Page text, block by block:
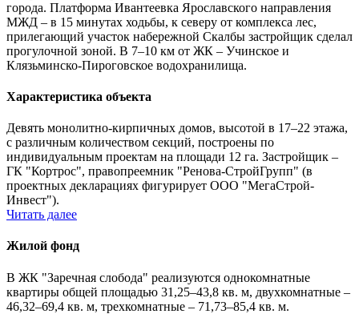
города. Платформа Ивантеевка Ярославского направления
МЖД – в 15 минутах ходьбы, к северу от комплекса лес,
прилегающий участок набережной Скалбы застройщик сделал
прогулочной зоной. В 7–10 км от ЖК – Учинское и
Клязьминско-Пироговское водохранилища.
Характеристика объекта
Девять монолитно-кирпичных домов, высотой в 17–22 этажа,
с различным количеством секций, построены по
индивидуальным проектам на площади 12 га. Застройщик –
ГК "Кортрос", правопреемник "Ренова-СтройГрупп" (в
проектных декларациях фигурирует ООО "МегаСтрой-
Инвест").
Читать далее
Жилой фонд
В ЖК "Заречная слобода" реализуются однокомнатные
квартиры общей площадью 31,25–43,8 кв. м, двухкомнатные –
46,32–69,4 кв. м, трехкомнатные – 71,73–85,4 кв. м.